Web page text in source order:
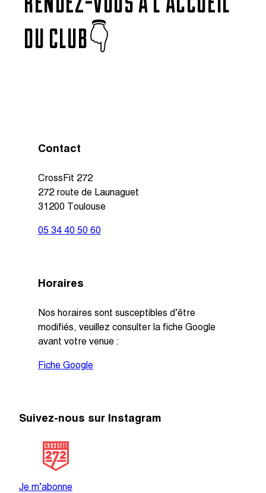
DU CLUB👇
Contact
CrossFit 272
272 route de Launaguet
31200 Toulouse
05 34 40 50 60
Horaires
Nos horaires sont susceptibles d’être
modifiés, veuillez consulter la fiche Google
avant votre venue :
Fiche Google
Suivez-nous sur Instagram
Je m’abonne